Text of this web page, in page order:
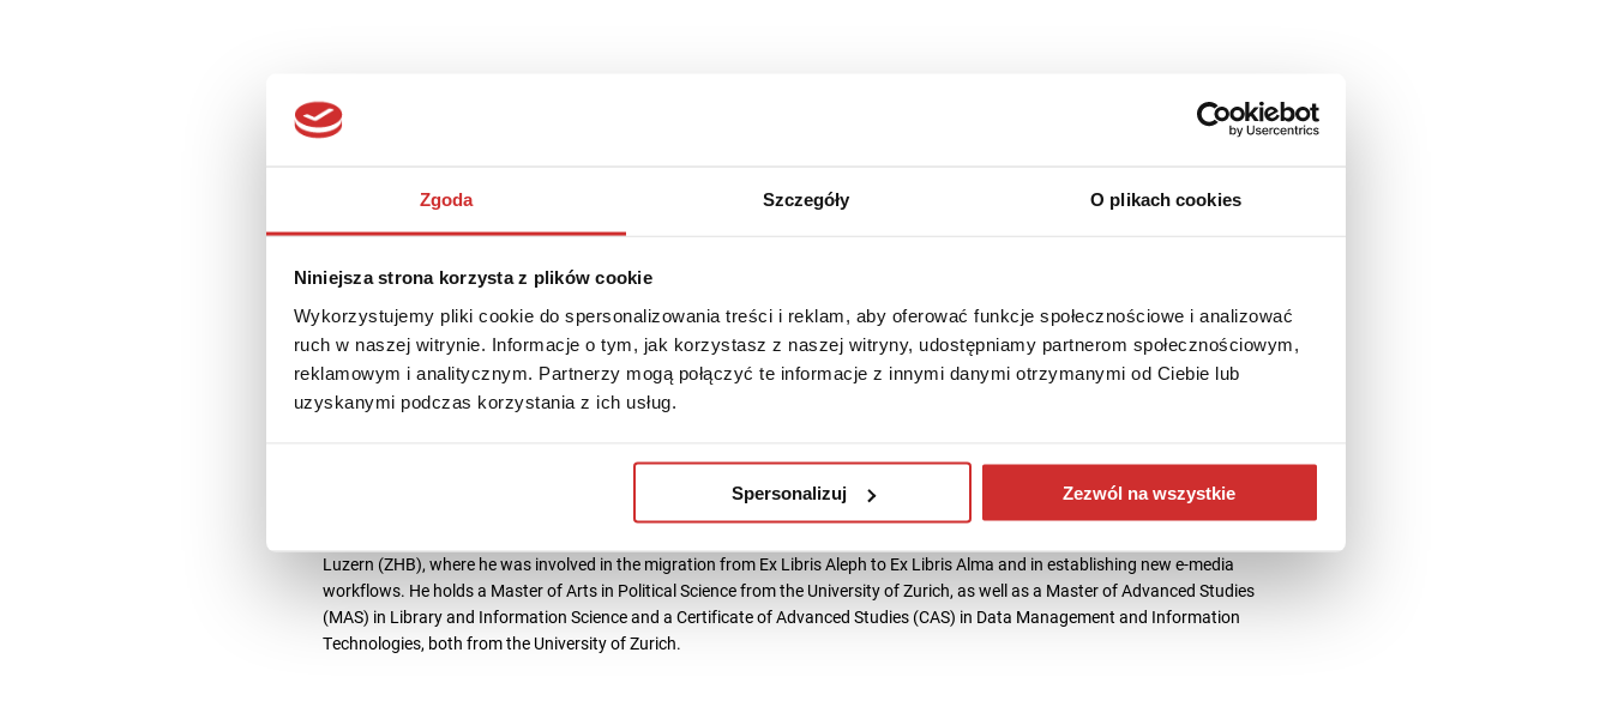
Zgoda Szczegóły O plikach cookies
Niniejsza strona korzysta z plików cookie
Wykorzystujemy pliki cookie do spersonalizowania treści i reklam, aby oferować funkcje społecznościowe i analizować
ruch w naszej witrynie. Informacje o tym, jak korzystasz z naszej witryny, udostępniamy partnerom społecznościowym,
reklamowym i analitycznym. Partnerzy mogą połączyć te informacje z innymi danymi otrzymanymi od Ciebie lub
uzyskanymi podczas korzystania z ich usług.
Spersonalizuj Zezwól na wszystkie
Olivier Vogel
17 marca 2026 1 min czytania
Olivier Vogel is a repository manager at the University of Zurich, working within the University Library’s Open Science Services.
Since summer 2024, he has been a member of the Open Access team, where he works on repository development, metadata
Luzern (ZHB), where he was involved in the migration from Ex Libris Aleph to Ex Libris Alma and in establishing new e-media
workflows. He holds a Master of Arts in Political Science from the University of Zurich, as well as a Master of Advanced Studies
(MAS) in Library and Information Science and a Certificate of Advanced Studies (CAS) in Data Management and Information
Technologies, both from the University of Zurich.